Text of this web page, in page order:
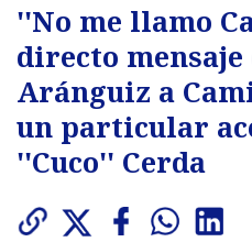
''No me llamo
directo mensaje
Aránguiz a
un particular
''Cuco'' Cerda